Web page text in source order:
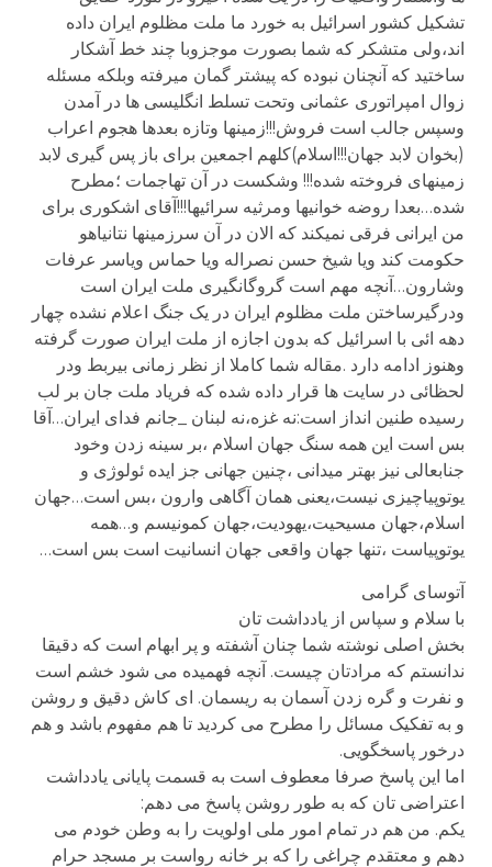
تشکیل کشور اسرائیل به خورد ما ملت مظلوم ایران داده
اند،ولی متشکر که شما بصورت موجزوبا چند خط آشکار
ساختید که آنچنان نبوده که پیشتر گمان میرفته وبلکه مسئله
زوال امپراتوری عثمانی وتحت تسلط انگلیسی ها در آمدن
وسپس جالب است فروش!!!زمینها وتازه بعدها هجوم اعراب
(بخوان لابد جهان!!!اسلام)کلهم اجمعین برای باز پس گیری لابد
زمینهای فروخته شده!!! وشکست در آن تهاجمات ؛مطرح
شده…بعدا روضه خوانیها ومرثیه سرائیها!!!آقای اشکوری برای
من ایرانی فرقی نمیکند که الان در آن سرزمینها نتانیاهو
حکومت کند ویا شیخ حسن نصراله ویا حماس ویاسر عرفات
وشارون…آنچه مهم است گروگانگیری ملت ایران است
ودرگیرساختن ملت مظلوم ایران در یک جنگ اعلام نشده چهار
دهه ائی با اسرائیل که بدون اجازه از ملت ایران صورت گرفته
وهنوز ادامه دارد .مقاله شما کاملا از نظر زمانی بیربط ودر
لحظائی در سایت ها قرار داده شده که فریاد ملت جان بر لب
رسیده طنین انداز است:نه غزه،نه لبنان _جانم فدای ایران…آقا
بس است این همه سنگ جهان اسلام ،بر سینه زدن وخود
جنابعالی نیز بهتر میدانی ،چنین جهانی جز ایده ئولوژی و
یوتوپیاچیزی نیست،یعنی همان آگاهی وارون ،بس است…جهان
اسلام،جهان مسیحیت،یهودیت،جهان کمونیسم و…همه
یوتوپیاست ،تنها جهان واقعی جهان انسانیت است بس است…
آتوسای گرامی
با سلام و سپاس از یادداشت تان
بخش اصلی نوشته شما چنان آشفته و پر ابهام است که دقیقا
ندانستم که مرادتان چیست. آنچه فهمیده می شود خشم است
و نفرت و گره زدن آسمان به ریسمان. ای کاش دقیق و روشن
و به تفکیک مسائل را مطرح می کردید تا هم مفهوم باشد و هم
درخور پاسخگویی.
اما این پاسخ صرفا معطوف است به قسمت پایانی یادداشت
اعتراضی تان که به طور روشن پاسخ می دهم:
یکم. من هم در تمام امور ملی اولویت را به وطن خودم می
دهم و معتقدم چراغی را که بر خانه رواست بر مسجد حرام